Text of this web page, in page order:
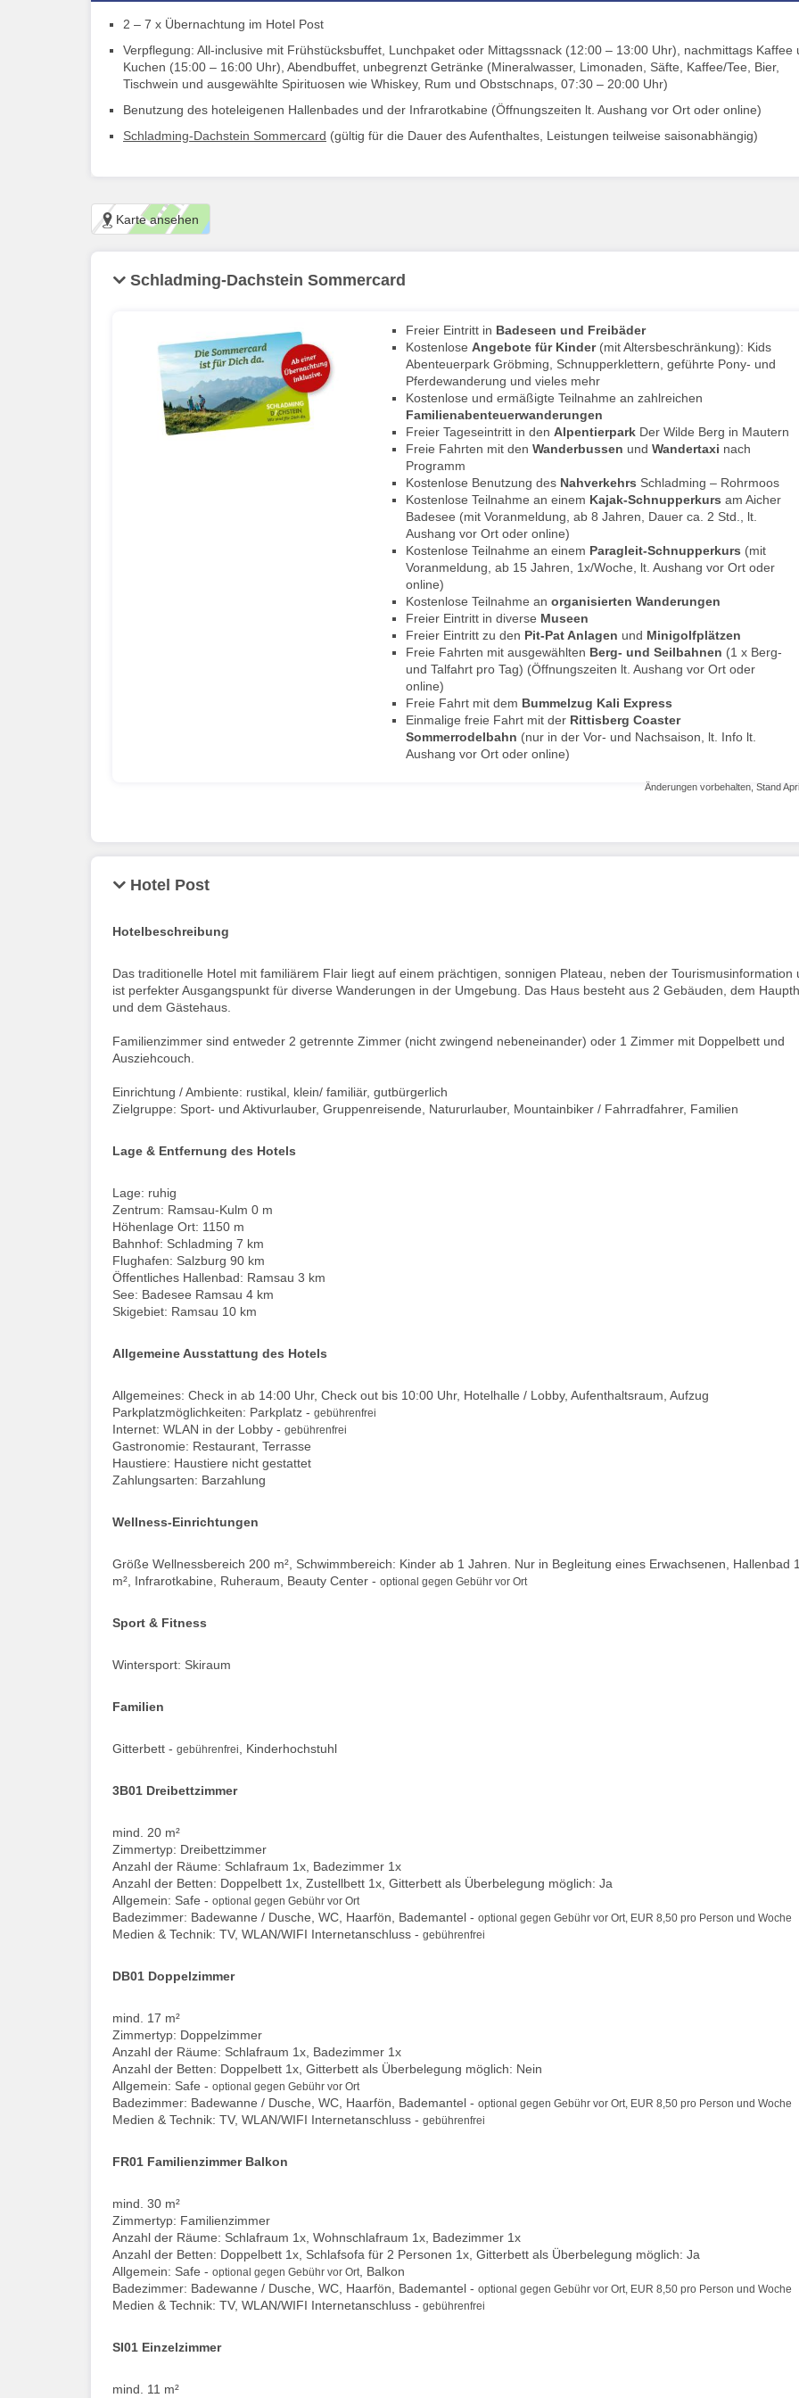
2 – 7 x Übernachtung im Hotel Post
Verpflegung: All-inclusive mit Frühstücksbuffet, Lunchpaket oder Mittagssnack (12:00 – 13:00 Uhr), nachmittags Kaffee
Kuchen (15:00 – 16:00 Uhr), Abendbuffet, unbegrenzt Getränke (Mineralwasser, Limonaden, Säfte, Kaffee/Tee, Bier,
Tischwein und ausgewählte Spirituosen wie Whiskey, Rum und Obstschnaps, 07:30 – 20:00 Uhr)
Benutzung des hoteleigenen Hallenbades und der Infrarotkabine (Öffnungszeiten lt. Aushang vor Ort oder online)
Schladming-Dachstein Sommercard (gültig für die Dauer des Aufenthaltes, Leistungen teilweise saisonabhängig)
Karte ansehen
Schladming-Dachstein Sommercard
Freier Eintritt in Badeseen und Freibäder
KostenloseAngebote für Kinder(mit Altersbeschränkung): Kids
Abenteuerpark Gröbming, Schnupperklettern, geführte Pony- und
Pferdewanderung und vieles mehr
Kostenlose und ermäßigte Teilnahme an zahlreichen
Familienabenteuerwanderungen
Freier Tageseintritt in denAlpentierpark Der Wilde Berg in Mautern
Freie Fahrten mit denWanderbussen undWandertaxi nach
Programm
Kostenlose Benutzung des Nahverkehrs Schladming – Rohrmoos
Kostenlose Teilnahme an einem Kajak-Schnupperkurs am Aicher
Badesee (mit Voranmeldung, ab 8 Jahren, Dauer ca. 2 Std., lt.
Aushang vor Ort oder online)
Kostenlose Teilnahme an einem Paragleit-Schnupperkurs (mit
Voranmeldung, ab 15 Jahren, 1x/Woche, lt. Aushang vor Ort oder
online)
Kostenlose Teilnahme anorganisierten Wanderungen
Freier Eintritt in diverse Museen
Freier Eintritt zu den Pit-Pat Anlagen und Minigolfplätzen
Freie Fahrten mit ausgewählten Berg- und Seilbahnen (1 x Berg-
und Talfahrt pro Tag) (Öffnungszeiten lt. Aushang vor Ort oder
online)
Freie Fahrt mit dem Bummelzug Kali Express
Einmalige freie Fahrt mit der Rittisberg Coaster
Sommerrodelbahn (nur in der Vor- und Nachsaison, lt. Info lt.
Aushang vor Ort oder online)
Änderungen vorbehalten, Stand
Hotel Post
Hotelbeschreibung
Das traditionelle Hotel mit familiärem Flair liegt auf einem prächtigen, sonnigen Plateau, neben der Tourismusinformation
ist perfekter Ausgangspunkt für diverse Wanderungen in der Umgebung. Das Haus besteht aus 2 Gebäuden, dem
und dem Gästehaus.
Familienzimmer sind entweder 2 getrennte Zimmer (nicht zwingend nebeneinander) oder 1 Zimmer mit Doppelbett und
Ausziehcouch.
Einrichtung / Ambiente: rustikal, klein/ familiär, gutbürgerlich
Zielgruppe: Sport- und Aktivurlauber, Gruppenreisende, Natururlauber, Mountainbiker / Fahrradfahrer, Familien
Lage & Entfernung des Hotels
Lage: ruhig
Zentrum: Ramsau-Kulm 0 m
Höhenlage Ort: 1150 m
Bahnhof: Schladming 7 km
Flughafen: Salzburg 90 km
Öffentliches Hallenbad: Ramsau 3 km
See: Badesee Ramsau 4 km
Skigebiet: Ramsau 10 km
Allgemeine Ausstattung des Hotels
Allgemeines: Check in ab 14:00 Uhr, Check out bis 10:00 Uhr, Hotelhalle / Lobby, Aufenthaltsraum, Aufzug
Parkplatzmöglichkeiten: Parkplatz - gebührenfrei
Internet: WLAN in der Lobby - gebührenfrei
Gastronomie: Restaurant, Terrasse
Haustiere: Haustiere nicht gestattet
Zahlungsarten: Barzahlung
Wellness-Einrichtungen
Größe Wellnessbereich 200 m², Schwimmbereich: Kinder ab 1 Jahren. Nur in Begleitung eines Erwachsenen, Hallenbad
m², Infrarotkabine, Ruheraum, Beauty Center - optional gegen Gebühr vor Ort
Sport & Fitness
Wintersport: Skiraum
Familien
Gitterbett - gebührenfrei, Kinderhochstuhl
3B01 Dreibettzimmer
mind. 20 m²
Zimmertyp: Dreibettzimmer
Anzahl der Räume: Schlafraum 1x, Badezimmer 1x
Anzahl der Betten: Doppelbett 1x, Zustellbett 1x, Gitterbett als Überbelegung möglich: Ja
Allgemein: Safe - optional gegen Gebühr vor Ort
Badezimmer: Badewanne / Dusche, WC, Haarfön, Bademantel - optional gegen Gebühr vor Ort, EUR 8,50 pro Person und Woche
Medien & Technik: TV, WLAN/WIFI Internetanschluss - gebührenfrei
DB01 Doppelzimmer
mind. 17 m²
Zimmertyp: Doppelzimmer
Anzahl der Räume: Schlafraum 1x, Badezimmer 1x
Anzahl der Betten: Doppelbett 1x, Gitterbett als Überbelegung möglich: Nein
Allgemein: Safe - optional gegen Gebühr vor Ort
Badezimmer: Badewanne / Dusche, WC, Haarfön, Bademantel - optional gegen Gebühr vor Ort, EUR 8,50 pro Person und Woche
Medien & Technik: TV, WLAN/WIFI Internetanschluss - gebührenfrei
FR01 Familienzimmer Balkon
mind. 30 m²
Zimmertyp: Familienzimmer
Anzahl der Räume: Schlafraum 1x, Wohnschlafraum 1x, Badezimmer 1x
Anzahl der Betten: Doppelbett 1x, Schlafsofa für 2 Personen 1x, Gitterbett als Überbelegung möglich: Ja
Allgemein: Safe - optional gegen Gebühr vor Ort, Balkon
Badezimmer: Badewanne / Dusche, WC, Haarfön, Bademantel - optional gegen Gebühr vor Ort, EUR 8,50 pro Person und Woche
Medien & Technik: TV, WLAN/WIFI Internetanschluss - gebührenfrei
SI01 Einzelzimmer
mind. 11 m²